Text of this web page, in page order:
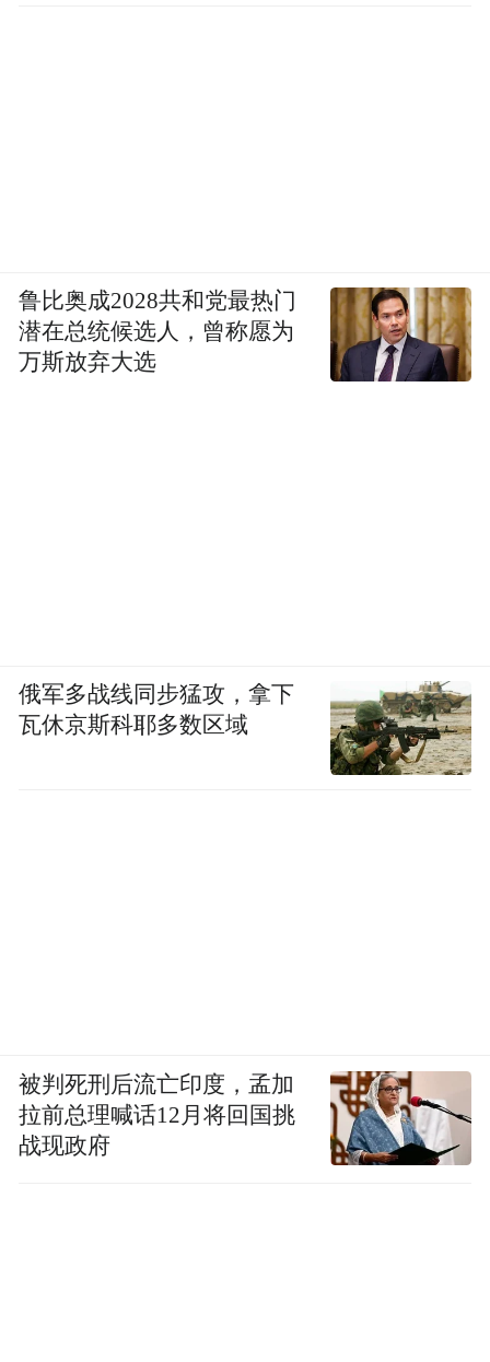
鲁比奥成2028共和党最热门
潜在总统候选人，曾称愿为
万斯放弃大选
俄军多战线同步猛攻，拿下
瓦休京斯科耶多数区域
被判死刑后流亡印度，孟加
拉前总理喊话12月将回国挑
战现政府